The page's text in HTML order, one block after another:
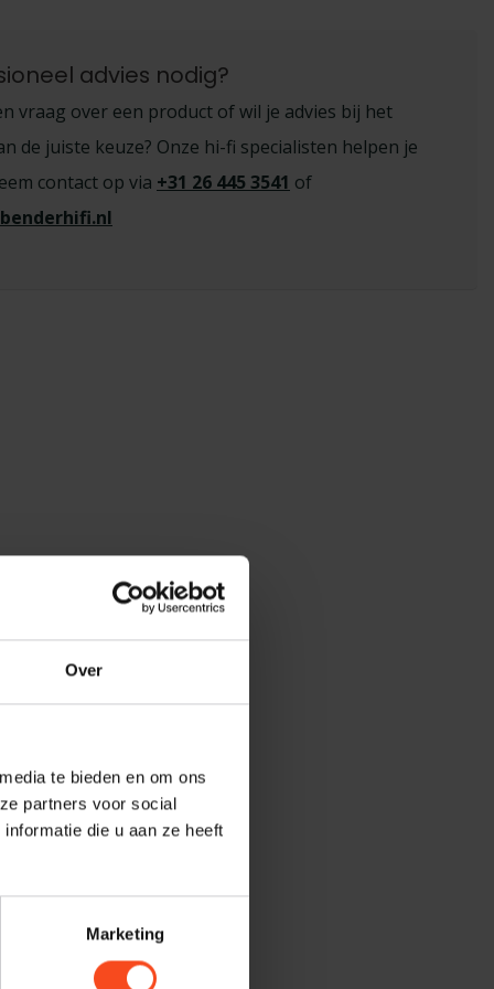
Over
te bieden en om ons
partners voor social
die u aan ze heeft
Marketing
advies nodig?
vraag over een product of wil je advies bij het
de juiste keuze? Onze hi-fi specialisten helpen je
contact op via +31 26 445 3541 of